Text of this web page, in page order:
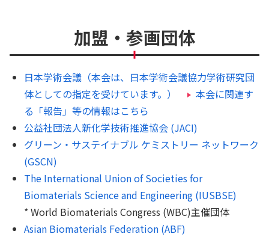
加盟・参画団体
日本学術会議（本会は、日本学術会議協力学術研究団
体としての指定を受けています。）
本会に関連す
る「報告」等の情報はこちら
公益社団法人新化学技術推進協会 (JACI)
グリーン・サステイナブル ケミストリー ネットワーク
(GSCN)
The International Union of Societies for
Biomaterials Science and Engineering (IUSBSE)
* World Biomaterials Congress (WBC)主催団体
Asian Biomaterials Federation (ABF)